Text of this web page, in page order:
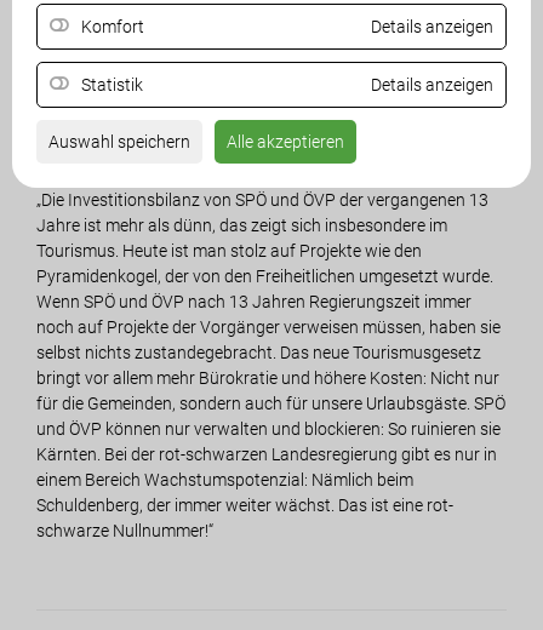
Komfort Details anzeigen
Statistik Details anzeigen
Auswahl speichern Alle akzeptieren
haben SPÖ und ÖVP die letzten Jahre verschlafen: Die
Anbindung ins Lavanttal fehlt und auch die Ansiedlung von
Betrieben wurde verabsäumt. SPÖ und ÖVP fehlt jegliche
Strategie, um den Wirtschaftsstandort Kärnten zu stärken.“
LAbg. Markus di Bernardo:
„Die Investitionsbilanz von SPÖ und ÖVP der vergangenen 13
Jahre ist mehr als dünn, das zeigt sich insbesondere im
Tourismus. Heute ist man stolz auf Projekte wie den
Pyramidenkogel, der von den Freiheitlichen umgesetzt wurde.
Wenn SPÖ und ÖVP nach 13 Jahren Regierungszeit immer
noch auf Projekte der Vorgänger verweisen müssen, haben sie
selbst nichts zustandegebracht. Das neue Tourismusgesetz
bringt vor allem mehr Bürokratie und höhere Kosten: Nicht nur
für die Gemeinden, sondern auch für unsere Urlaubsgäste. SPÖ
und ÖVP können nur verwalten und blockieren: So ruinieren sie
Kärnten. Bei der rot-schwarzen Landesregierung gibt es nur in
einem Bereich Wachstumspotenzial: Nämlich beim
Schuldenberg, der immer weiter wächst. Das ist eine rot-
schwarze Nullnummer!“